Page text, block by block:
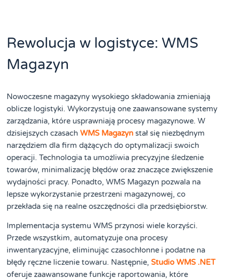
Rewolucja w logistyce: WMS
Magazyn
Nowoczesne magazyny wysokiego składowania zmieniają
oblicze logistyki. Wykorzystują one zaawansowane systemy
zarządzania, które usprawniają procesy magazynowe. W
dzisiejszych czasachWMS Magazyn stał się niezbędnym
narzędziem dla firm dążących do optymalizacji swoich
operacji. Technologia ta umożliwia precyzyjne śledzenie
towarów, minimalizację błędów oraz znaczące zwiększenie
wydajności pracy. Ponadto, WMS Magazyn pozwala na
lepsze wykorzystanie przestrzeni magazynowej, co
przekłada się na realne oszczędności dla przedsiębiorstw.
Implementacja systemu WMS przynosi wiele korzyści.
Przede wszystkim, automatyzuje ona procesy
inwentaryzacyjne, eliminując czasochłonne i podatne na
błędy ręczne liczenie towaru. Następnie,Studio WMS .NET
oferuje zaawansowane funkcje raportowania, które